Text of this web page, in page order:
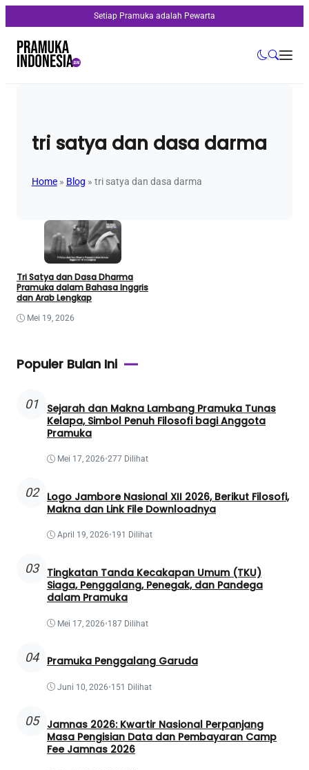
Setiap Pramuka adalah Pewarta
tri satya dan dasa darma
Home» Blog » tri satya dan dasa darma
Tri Satya dan Dasa Dharma
Pramuka dalam Bahasa Inggris
dan Arab Lengkap
Mei 19, 2026
Populer Bulan Ini
01
Sejarah dan Makna Lambang Pramuka Tunas
Kelapa, Simbol Penuh Filosofi bagi Anggota
Pramuka
Mei 17, 2026•277 Dilihat
02
Logo Jambore Nasional XII 2026, Berikut Filosofi,
Makna dan Link File Downloadnya
April 19, 2026•191 Dilihat
03
Tingkatan Tanda Kecakapan Umum (TKU)
Siaga, Penggalang, Penegak, dan Pandega
dalam Pramuka
Mei 17, 2026•187 Dilihat
04 Pramuka Penggalang Garuda
Juni 10, 2026•151 Dilihat
05
Jamnas 2026: Kwartir Nasional Perpanjang
Masa Pengisian Data dan Pembayaran Camp
Fee Jamnas 2026